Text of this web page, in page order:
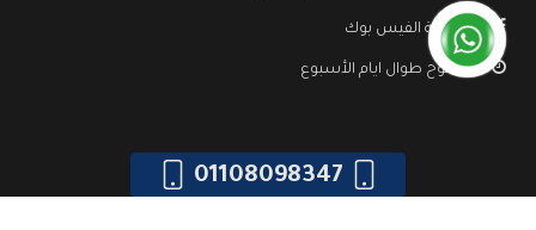
صفحة الفيس بوك
مفتوح طوال ايام الأسبوع
01108098347